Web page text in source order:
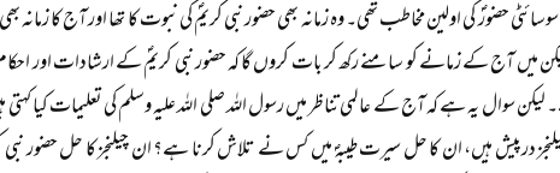
حضورؐ کی اولین مخاطب تھی۔ وہ زمانہ بھی حضور نبی کریمؐ کی نبوت کا تھا اور آج کا
میں آج کے زمانے کو سامنے رکھ کر بات کروں گا کہ حضور نبی کریمؐ کے ارشادات اور
سوال یہ ہے کہ آج کے عالمی تناظر میں رسول اللہ صلی اللہ علیہ وسلم کی تعلیمات کیا
درپیش ہیں، ان کا حل سیرت طیبہؐ میں کس نے تلاش کرنا ہے؟ ان چیلنجز کا حل حضور